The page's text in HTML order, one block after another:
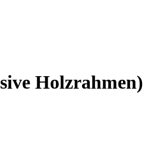
Holzrahmen)